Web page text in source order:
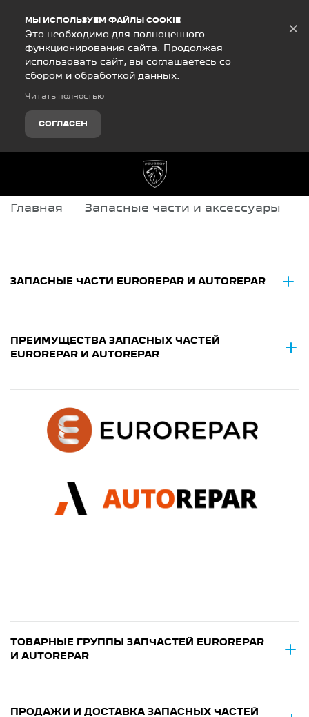
МЫ ИСПОЛЬЗУЕМ ФАЙЛЫ COOKIE
Это необходимо для полноценного
функционирования сайта. Продолжая
использовать сайт, вы соглашаетесь со
сбором и обработкой данных.
Читать полностью
СОГЛАСЕН
×
Главная Запасные части и аксессуары
ЗАПАСНЫЕ ЧАСТИ EUROREPAR И AUTOREPAR
ПРЕИМУЩЕСТВА ЗАПАСНЫХ ЧАСТЕЙ
EUROREPAR И AUTOREPAR
ТОВАРНЫЕ ГРУППЫ ЗАПЧАСТЕЙ EUROREPAR
И AUTOREPAR
ПРОДАЖИ И ДОСТАВКА ЗАПАСНЫХ ЧАСТЕЙ